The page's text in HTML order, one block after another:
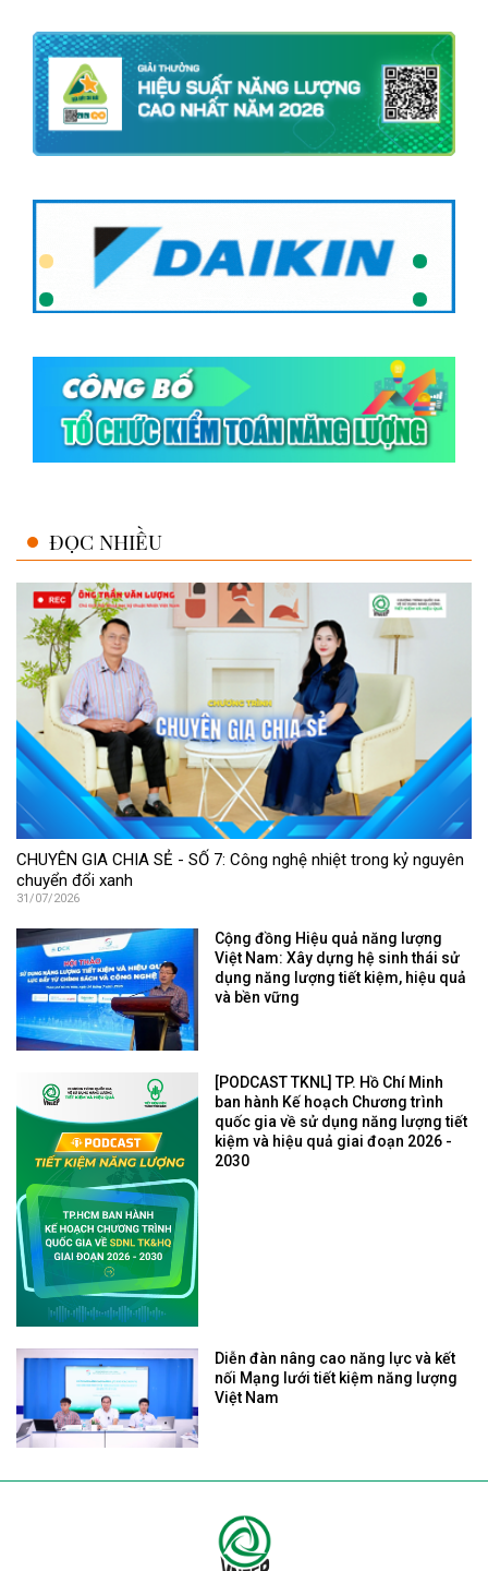
ĐỌC NHIỀU
CHUYÊN GIA CHIA SẺ - SỐ 7: Công nghệ nhiệt trong kỷ nguyên
chuyển đổi xanh
31/07/2026
Cộng đồng Hiệu quả năng lượng
Việt Nam: Xây dựng hệ sinh thái sử
dụng năng lượng tiết kiệm, hiệu quả
và bền vững
[PODCAST TKNL] TP. Hồ Chí Minh
ban hành Kế hoạch Chương trình
quốc gia về sử dụng năng lượng tiết
kiệm và hiệu quả giai đoạn 2026 -
2030
Diễn đàn nâng cao năng lực và kết
nối Mạng lưới tiết kiệm năng lượng
Việt Nam